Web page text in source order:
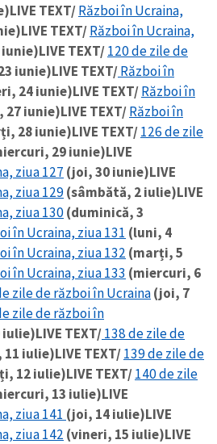
LIVE TEXT/Război în Ucraina,
LIVE TEXT/Război în Ucraina,
LIVE TEXT/120 de zile de
iunie)LIVE TEXT/Război în
24 iunie)LIVE TEXT/Război în
27 iunie)LIVE TEXT/Război în
28 iunie)LIVE TEXT/126 de zile
29 iunie)LIVE
ziua 127 (joi, 30 iunie)LIVE
ziua 129(sâmbătă, 2 iulie)LIVE
ziua 130(duminică, 3
în Ucraina, ziua 131 (luni, 4
în Ucraina, ziua 132 (marți, 5
în Ucraina, ziua 133 (miercuri, 6
zile de război în Ucraina(joi, 7
zile de război în
iulie)LIVE TEXT/138 de zile de
11 iulie)LIVE TEXT/139 de zile de
12 iulie)LIVE TEXT/140 de zile
13 iulie)LIVE
ziua 141 (joi, 14 iulie)LIVE
ziua 142 (vineri, 15 iulie)LIVE